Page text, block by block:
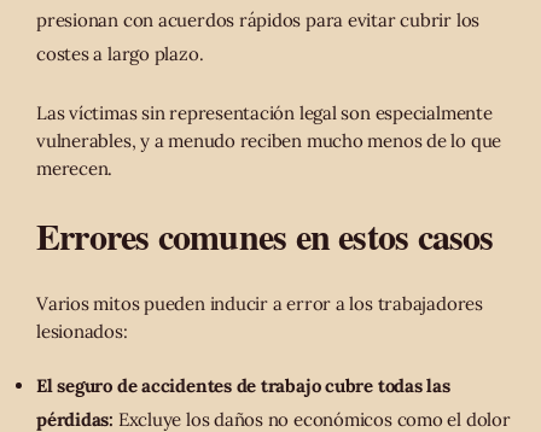
presionan con acuerdos rápidos para evitar cubrir los
costes a largo plazo.
Las víctimas sin representación legal son especialmente
vulnerables, y a menudo reciben mucho menos de lo que
merecen.
Errores comunes en estos casos
Varios mitos pueden inducir a error a los trabajadores
lesionados:
El seguro de accidentes de trabajo cubre todas las
pérdidas: Excluye los daños no económicos como el dolor